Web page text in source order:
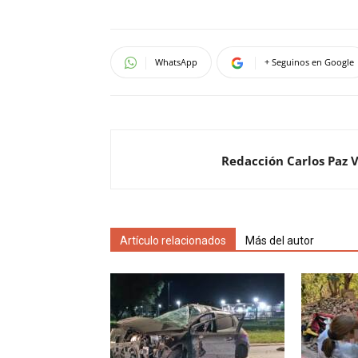
WhatsApp + Seguinos en Google
Redacción Carlos Paz
Artículo relacionados Más del autor